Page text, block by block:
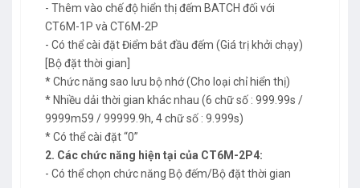
- Thêm vào chế độ hiển thị đếm BATCH đối với
CT6M-1P và CT6M-2P
- Có thể cài đặt Điểm bắt đầu đếm (Giá trị khởi chạy)
[Bộ đặt thời gian]
* Chức năng sao lưu bộ nhớ (Cho loại chỉ hiển thị)
* Nhiều dải thời gian khác nhau (6 chữ số : 999.99s /
9999m59 / 99999.9h, 4 chữ số : 9.999s)
* Có thể cài đặt “0”
2. Các chức năng hiện tại của CT6M-2P4:
- Có thể chọn chức năng Bộ đếm/Bộ đặt thời gian